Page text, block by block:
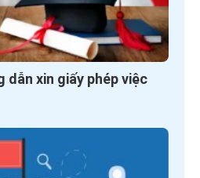
dẫn xin giấy phép việc